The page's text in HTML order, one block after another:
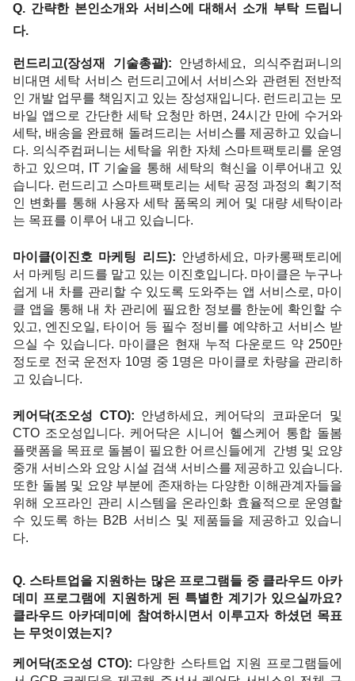
Q. 간략한 본인소개와 서비스에 대해서 소개 부탁 드립니
다.
런드리고(장성재 기술총괄): 안녕하세요, 의식주컴퍼니의
비대면 세탁 서비스 런드리고에서 서비스와 관련된 전반적
인 개발 업무를 책임지고 있는 장성재입니다. 런드리고는 모
바일 앱으로 간단한 세탁 요청만 하면, 24시간 만에 수거와
세탁, 배송을 완료해 돌려드리는 서비스를 제공하고 있습니
다. 의식주컴퍼니는 세탁을 위한 자체 스마트팩토리를 운영
하고 있으며, IT 기술을 통해 세탁의 혁신을 이루어내고 있
습니다. 런드리고 스마트팩토리는 세탁 공정 과정의 획기적
인 변화를 통해 사용자 세탁 품목의 케어 및 대량 세탁이라
는 목표를 이루어 내고 있습니다.
마이클(이진호 마케팅 리드): 안녕하세요, 마카롱팩토리에
서 마케팅 리드를 맡고 있는 이진호입니다. 마이클은 누구나
쉽게 내 차를 관리할 수 있도록 도와주는 앱 서비스로, 마이
클 앱을 통해 내 차 관리에 필요한 정보를 한눈에 확인할 수
있고, 엔진오일, 타이어 등 필수 정비를 예약하고 서비스 받
으실 수 있습니다. 마이클은 현재 누적 다운로드 약 250만
정도로 전국 운전자 10명 중 1명은 마이클로 차량을 관리하
고 있습니다.
케어닥(조오성 CTO): 안녕하세요, 케어닥의 코파운더 및
CTO 조오성입니다. 케어닥은 시니어 헬스케어 통합 돌봄
플랫폼을 목표로 돌봄이 필요한 어르신들에게  간병 및 요양
중개 서비스와 요앙 시설 검색 서비스를 제공하고 있습니다.
또한 돌봄 및 요양 부분에 존재하는 다양한 이해관계자들을
위해 오프라인 관리 시스템을 온라인화 효율적으로 운영할
수 있도록 하는 B2B 서비스 및 제품들을 제공하고 있습니
다.
Q. 스타트업을 지원하는 많은 프로그램들 중 클라우드 아카
데미 프로그램에 지원하게 된 특별한 계기가 있으실까요?
클라우드 아카데미에 참여하시면서 이루고자 하셨던 목표
는 무엇이였는지?
케어닥(조오성 CTO): 다양한 스타트업 지원 프로그램들에